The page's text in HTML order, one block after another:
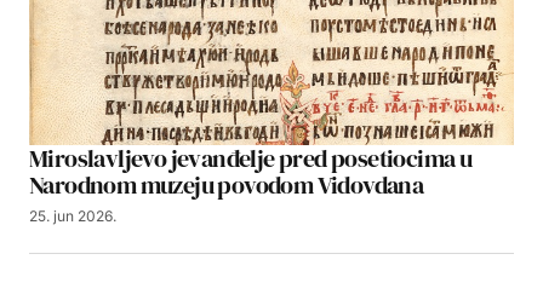
Miroslavljevo jevanđelje pred posetiocima u
Narodnom muzeju povodom Vidovdana
25. jun 2026.